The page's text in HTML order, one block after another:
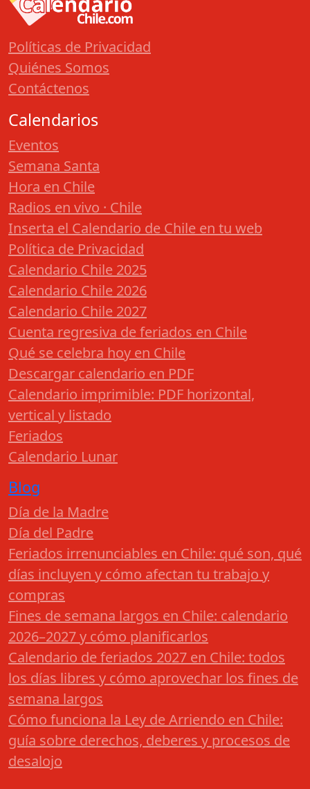
Políticas de Privacidad
Quiénes Somos
Contáctenos
Calendarios
Eventos
Semana Santa
Hora en Chile
Radios en vivo · Chile
Inserta el Calendario de Chile en tu web
Política de Privacidad
Calendario Chile 2025
Calendario Chile 2026
Calendario Chile 2027
Cuenta regresiva de feriados en Chile
Qué se celebra hoy en Chile
Descargar calendario en PDF
Calendario imprimible: PDF horizontal,
vertical y listado
Feriados
Calendario Lunar
Blog
Día de la Madre
Día del Padre
Feriados irrenunciables en Chile: qué son, qué
días incluyen y cómo afectan tu trabajo y
compras
Fines de semana largos en Chile: calendario
2026–2027 y cómo planificarlos
Calendario de feriados 2027 en Chile: todos
los días libres y cómo aprovechar los fines de
semana largos
Cómo funciona la Ley de Arriendo en Chile:
guía sobre derechos, deberes y procesos de
desalojo